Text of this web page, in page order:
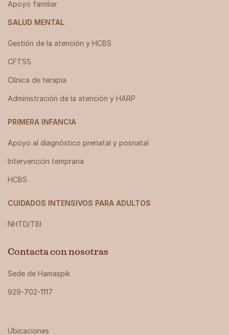
Apoyo familiar
SALUD MENTAL
Gestión de la atención y HCBS
CFTSS
Clínica de terapia
Administración de la atención y HARP
PRIMERA INFANCIA
Apoyo al diagnóstico prenatal y posnatal
Intervención temprana
HCBS
CUIDADOS INTENSIVOS PARA ADULTOS
NHTD/TBI
Contacta con nosotras
Sede de Hamaspik
929-702-1117
Ubicaciones